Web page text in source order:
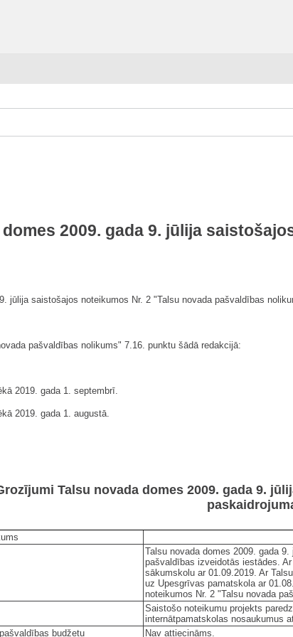
2009. gada 9. jūlija
jūlija saistošajos noteikumos Nr. 2 "Talsu novada pašvaldības
pašvaldības nolikums" 7.16. punktu šādā redakcijā:
2019. gada 1. septembrī.
2019. gada 1. augustā.
Talsu novada domes 2009. gada 9.
Talsu novada domes 2009. gada
pašvaldības izveidotās iestādes.
sākumskolu ar 01.09.2019. Ar
uz Upesgrīvas pamatskola ar
noteikumos Nr. 2 "Talsu novada
Saistošo noteikumu projekts
internātpamatskolas nosaukumus
budžetu
Nav attiecināms.